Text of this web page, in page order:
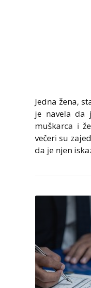
Jedna žena,
je navela da
muškarca i
večeri su
da je njen